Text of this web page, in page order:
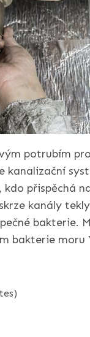
potrubím
kanalizační
přispěchá
kanály
bakterie.
bakterie